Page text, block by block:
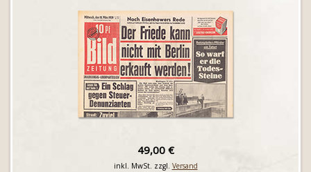
49,00 €
inkl. MwSt. zzgl. Versand